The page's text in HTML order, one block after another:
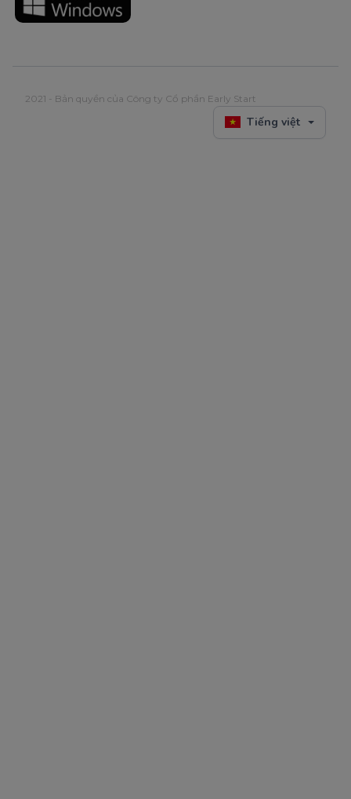
2021 - Bản quyền của Công ty Cổ phần Early Start
Tiếng việt